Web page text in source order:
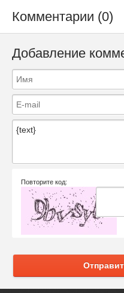
Комментарии (0)
Добавление
Повторите код: